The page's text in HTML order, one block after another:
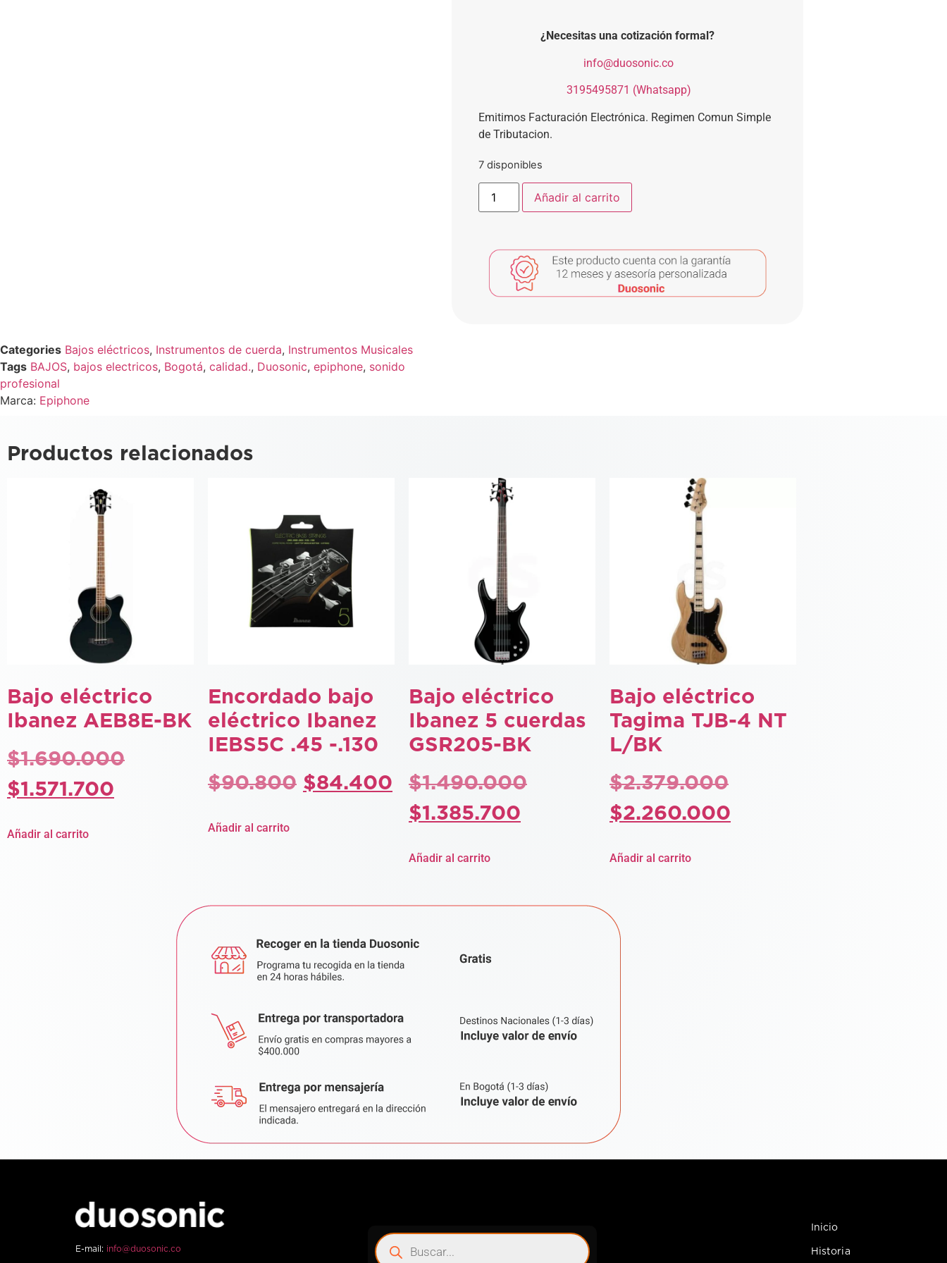
Categories Bajos eléctricos, Instrumentos de cuerda, Instrumentos Musicales
Tags BAJOS, bajos electricos, Bogotá, calidad., Duosonic, epiphone, sonido
profesional
Marca: Epiphone
¿Necesitas una cotización formal?
info@duosonic.co
3195495871 (Whatsapp)
Emitimos Facturación Electrónica. Regimen Comun Simple
de Tributacion.
7 disponibles
Añadir al carrito
Productos relacionados
Bajo eléctrico
Ibanez AEB8E-BK
$1.690.000
$1.571.700
Añadir al carrito
Encordado bajo
eléctrico Ibanez
IEBS5C .45 -.130
$90.800 $84.400
Añadir al carrito
Bajo eléctrico
Ibanez 5 cuerdas
GSR205-BK
$1.490.000
$1.385.700
Añadir al carrito
Bajo eléctrico
Tagima TJB-4 NT
L/BK
$2.379.000
$2.260.000
Añadir al carrito
E-mail: info@duosonic.co
Inicio
Historia